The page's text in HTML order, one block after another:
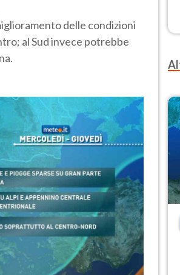
delle condizioni
al Sud invece potrebbe